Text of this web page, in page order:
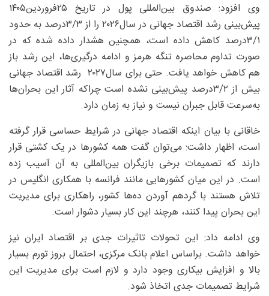
وی افزود: صندوق بین‌المللی پول در تاریخ ۲۵فروردین۱۴۰۵
پیش‌بینی رشد اقتصاد جهانی در سال۲۰۲۶ را از ۳/‏۳‌درصد به حدود
۱/‏۳‌درصد کاهش داده است، همچنین هشدار داده شده که در
صورت تداوم محاصره تنگه هرمز و ادامه درگیری‌ها، این رشد باز
هم کاهش خواهد یافت. حتی برای سال۲۰۲۷ رشد اقتصاد جهانی
بیش از ۲/‏۳‌درصد پیش‌بینی نشده است چراکه آثار این بحران‌ها
به‌سرعت قابل جبران نیست و نیاز به زمان دارد.
خاقانی با بیان اینکه اقتصاد جهانی در شرایط حساسی قرار گرفته
است، اظهار داشت: می‌توان گفت همه کشورها در یک کشتی قرار
دارند که تصمیمات برخی بازیگران بین‌المللی به آن آسیب زده
است. در این میان کشورهایی مانند فرانسه با همکاری انگلیس در
تلاش‌ هستند با گردهم آوردن ده‌ها کشور، راهکاری برای مدیریت
این بحران پیدا کنند، هرچند این کار بسیار دشوار است.
وی ادامه داد: این تحولات تاثیرات جدی بر اقتصاد ایران نیز
خواهد داشت. براساس اعلام بانک مرکزی، احتمال بروز تورم بسیار
بالا و افزایش بیکاری وجود دارد و لازم است برای مدیریت این
شرایط تصمیمات جدی اتخاذ شود.